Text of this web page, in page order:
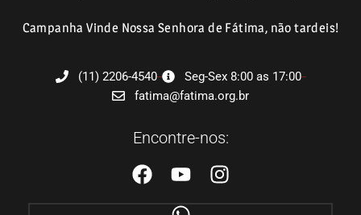
Campanha Vinde Nossa Senhora de Fátima, não tardeis!
(11) 2206-4540
Seg-Sex 8:00 as 17:00
fatima@fatima.org.br
Encontre-nos: